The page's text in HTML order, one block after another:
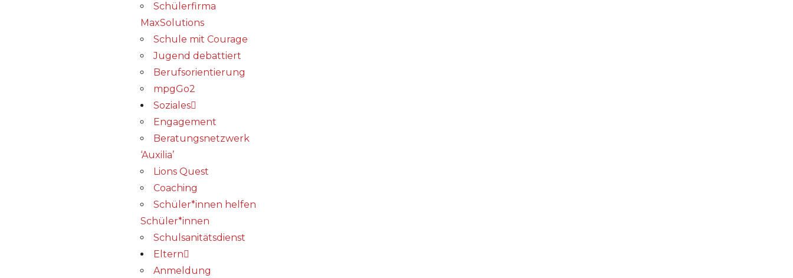
Schülerfirma
MaxSolutions
Schule mit Courage
Jugend debattiert
Berufsorientierung
mpgGo2
Soziales
Engagement
Beratungsnetzwerk
‘Auxilia’
Lions Quest
Coaching
Schüler*innen helfen
Schüler*innen
Schulsanitätsdienst
Eltern
Anmeldung